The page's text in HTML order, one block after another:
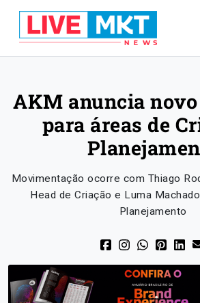
AKM anuncia
para áreas de
Movimentação ocorre com Thiago
Head de Criação e Luma
Planejamento